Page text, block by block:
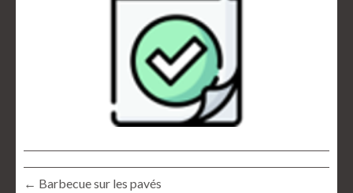
← Barbecue sur les pavés